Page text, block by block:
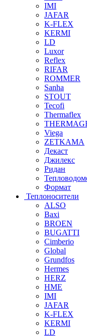
IMI
JAFAR
K-FLEX
KERMI
LD
Luxor
Reflex
RIFAR
ROMMER
Sanha
STOUT
Tecofi
Thermaflex
Viega
ZETKAMA
Декаст
Джилекс
Ридан
Формат
Теплоносители
ALSO
Baxi
BROEN
BUGATTI
Cimberio
Global
Grundfos
Hermes
HERZ
HME
IMI
JAFAR
K-FLEX
KERMI
LD